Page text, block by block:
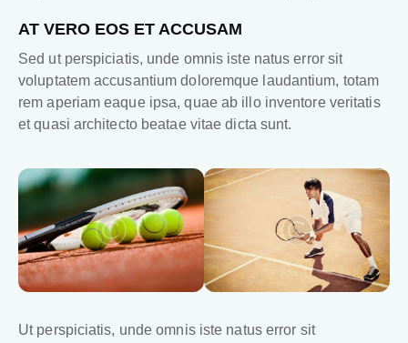
AT VERO EOS ET ACCUSAM
Sed ut perspiciatis, unde omnis iste natus error sit
voluptatem accusantium doloremque laudantium, totam
rem aperiam eaque ipsa, quae ab illo inventore veritatis
et quasi architecto beatae vitae dicta sunt.
Ut perspiciatis, unde omnis iste natus error sit